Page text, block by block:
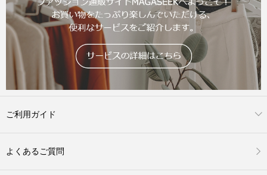
ご利用ガイド
よくあるご質問